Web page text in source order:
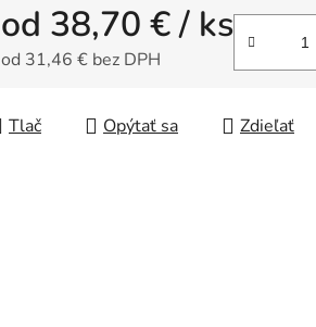
od 38,70 €/ ks
od 31,46 € bez DPH
Tlač Opýtať sa Zdieľať